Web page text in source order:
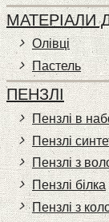
МАТЕРІАЛИ
Олівці
Пастель
ПЕНЗЛІ
Пензлі в
Пензлі
Пензлі з
Пензлі білка
Пензлі з